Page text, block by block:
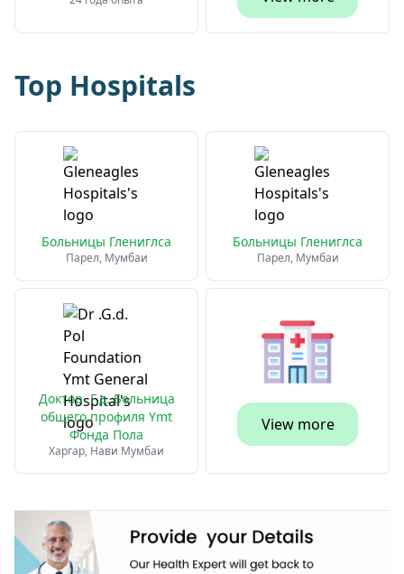
Top Hospitals
Больницы Глениглса
Парел, Мумбаи
Больницы Глениглса
Парел, Мумбаи
Доктор .Г.д. Больница
общего профиля Ymt
Фонда Пола
Харгар, Нави Мумбаи
View more